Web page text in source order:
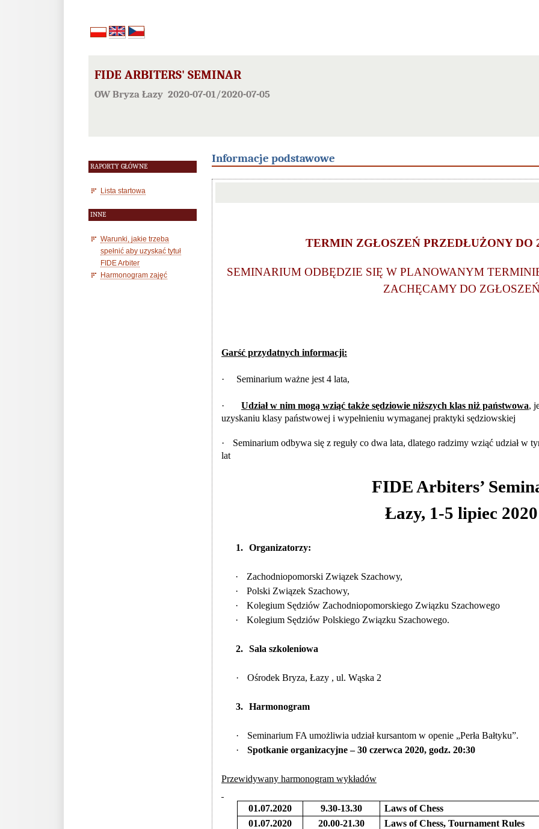
FIDE ARBITERS' SEMINAR
OW Bryza Łazy 2020-07-01/2020-07-05
RAPORTY GŁÓWNE
Lista startowa
INNE
Warunki, jakie trzeba
spełnić aby uzyskać tytuł
FIDE Arbiter
Harmonogram zajęć
Informacje podstawowe
TERMIN ZGŁOSZEŃ PRZEDŁUŻONY DO
SEMINARIUM ODBĘDZIE SIĘ W PLANOWANYM
ZACHĘCAMY DO
Garść przydatnych informacji:
· Seminarium ważne jest 4 lata,
· Udział w nim mogą wziąć także sędziowie niższych klas niż państwowa,
uzyskaniu klasy państwowej i wypełnieniu wymaganej praktyki sędziowskiej
·
Seminarium odbywa się z reguły co dwa lata, dlatego radzimy wziąć udział w
lat
FIDE Arbiters’
Łazy, 1-5 lipiec 2020
1. Organizatorzy:
·
Zachodniopomorski Związek Szachowy,
·
Polski Związek Szachowy,
·
Kolegium Sędziów Zachodniopomorskiego Związku Szachowego
·
Kolegium Sędziów Polskiego Związku Szachowego.
2. Sala szkoleniowa
· Ośrodek Bryza, Łazy , ul. Wąska 2
3. Harmonogram
·
Seminarium FA umożliwia udział kursantom w openie „Perła Bałtyku”.
·
Spotkanie organizacyjne – 30 czerwca 2020, godz. 20:30
Przewidywany harmonogram wykładów
01.07.2020 9.30-13.30
Laws of Chess
01.07.2020
20.00-21.30
Laws of Chess, Tournament Rules